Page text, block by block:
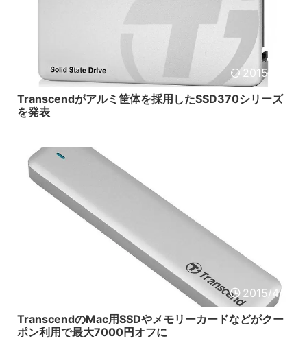
2015/5/8
Transcendがアルミ筐体を採用したSSD370シリーズ
を発表
2015/4/6
TranscendのMac用SSDやメモリーカードなどがクー
ポン利用で最大7000円オフに